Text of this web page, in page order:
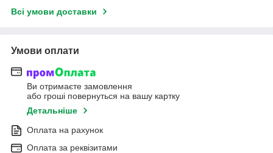
Всі умови доставки
Умови оплати
Ви отримаєте замовлення
або гроші повернуться на вашу картку
Детальніше
Оплата на рахунок
Оплата за реквізитами